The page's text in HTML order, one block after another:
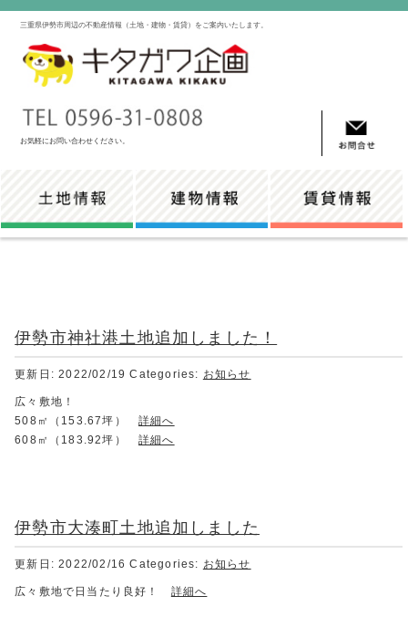
三重県伊勢市周辺の不動産情報（土地・建物・賃貸）をご案内いたします。
お気軽にお問い合わせください。
伊勢市神社港土地追加しました！
更新日: 2022/02/19 Categories: お知らせ
広々敷地！
508㎡（153.67坪）詳細へ
608㎡（183.92坪）詳細へ
伊勢市大湊町土地追加しました
更新日: 2022/02/16 Categories: お知らせ
広々敷地で日当たり良好！ 詳細へ